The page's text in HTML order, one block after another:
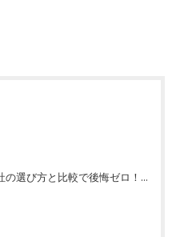
住宅建築の会社の選び方と比較で後悔ゼロ！価格や性能や保証も一目でわかるガイド